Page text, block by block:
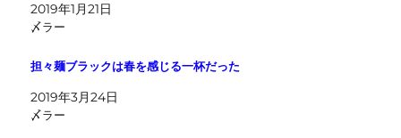
2019年1月21日
〆ラー
担々麺ブラックは春を感じる一杯だった
2019年3月24日
〆ラー